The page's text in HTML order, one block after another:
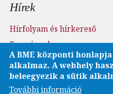
Hírek
Hírfolyam és hírkereső
Események
Sajtószoba - sajtófigyelés
Karrier és pályázatok
Fotó- és videótár
A BME központi
alkalmaz. A webhely
beleegyezik a sütik
További információ